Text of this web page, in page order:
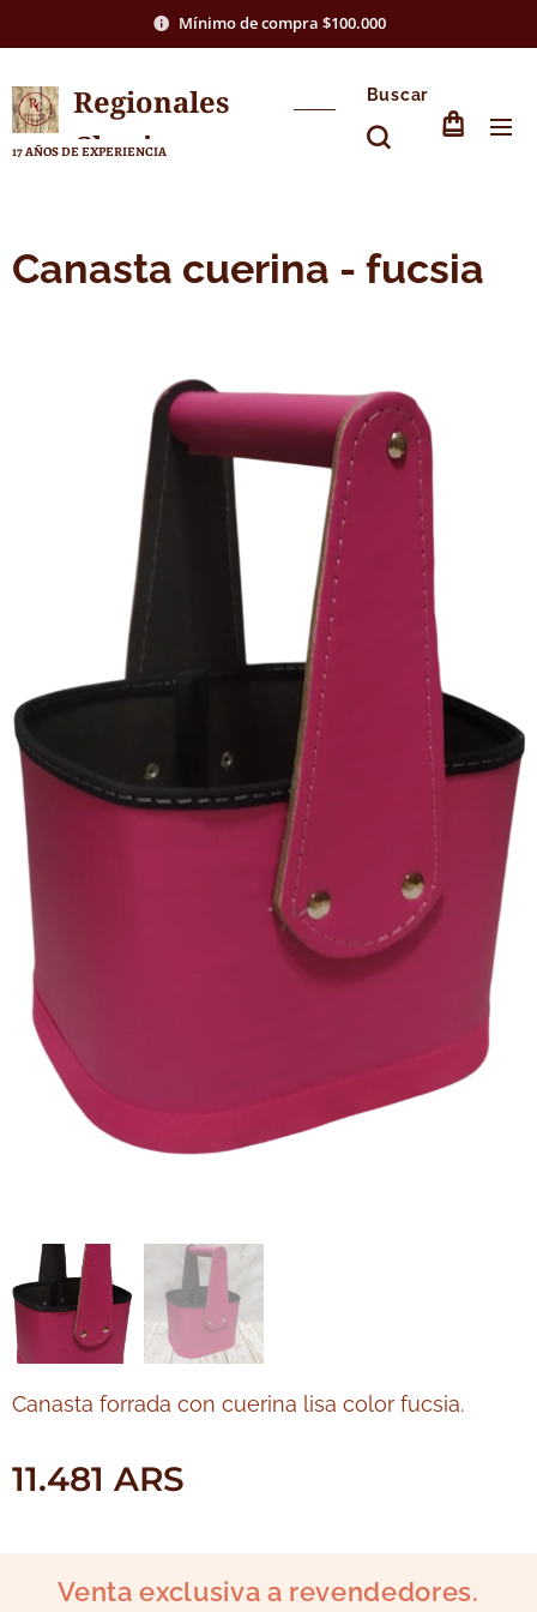
Mínimo de compra $100.000
Regionales
Chasico
17 AÑOS DE EXPERIENCIA
Buscar
Canasta cuerina - fucsia
Canasta forrada con cuerina lisa color fucsia.
11.481 ARS
Venta exclusiva a revendedores.